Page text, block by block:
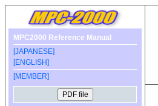
MPC2000 Reference Manual
[JAPANESE]
[ENGLISH]
[MEMBER]